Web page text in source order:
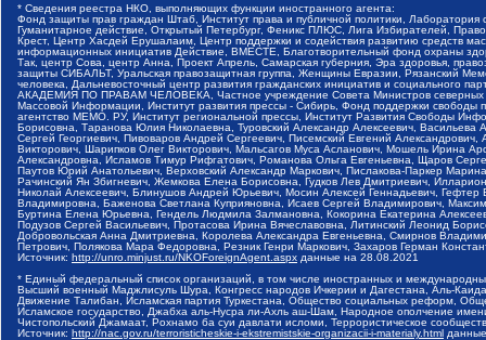
* Сведения реестра НКО, выполняющих функции иностранного агента:
Фонд защиты прав граждан Штаб, Институт права и публичной политики,
Гуманитарное действие, Открытый Петербург, Феникс ПЛЮС, Лига Избирателей,
Крест, Центр Хасдей Ерушалаим, Центр поддержки и содействия развитию средств
информационных инициатив Действие, ВМЕСТЕ, Благотворительный фонд охраны
Так, центр Сова, центр Анна, Проект Апрель, Самарская губерния, Эра здоровья,
защиты СИБАЛЬТ, Уральская правозащитная группа, Женщины Евразии, Рязанский
человека, Дальневосточный центр развития гражданских инициатив и социального
АКАДЕМИЯ ПО ПРАВАМ ЧЕЛОВЕКА, Частное учреждение Совета Министров северных
Массовой Информации, Институт развития прессы - Сибирь, Фонд поддержки
агентство МЕМО. РУ, Институт региональной прессы, Институт Развития Свободы
Борисовна, Таранова Юлия Николаевна, Туровский Александр Алексеевич,
Сергей Георгиевич, Пивоваров Андрей Сергеевич, Писемский Евгений
Викторович, Шарипков Олег Викторович, Мальсагов Муса Асланович, Мошель Ирина
Александровна, Исламов Тимур Рифгатович, Романова Ольга Евгеньевна, Щаров
Паутов Юрий Анатольевич, Верховский Александр Маркович, Пислакова-Паркер
Рачинский Ян Збигневич, Жемкова Елена Борисовна, Гудков Лев Дмитриевич,
Николай Алексеевич, Блинушов Андрей Юрьевич, Мосин Алексей Геннадьевич,
Владимировна, Баженова Светлана Куприяновна, Исаев Сергей Владимирович,
Буртина Елена Юрьевна, Гендель Людмила Залмановна, Кокорина Екатерина
Подузов Сергей Васильевич, Протасова Ирина Вячеславовна, Литинский Леонид
Добровольская Анна Дмитриевна, Королева Александра Евгеньевна, Смирнов
Петрович, Полякова Мара Федоровна, Резник Генри Маркович, Захаров Герман
Источник: http://unro.minjust.ru/NKOForeignAgent.aspx данные на 28.08.2021
* Единый федеральный список организаций, в том числе иностранных и
Высший военный Маджлисуль Шура, Конгресс народов Ичкерии и Дагестана, Аль-
Движение Талибан, Исламская партия Туркестана, Общество социальных реформ,
Исламское государство, Джабха аль-Нусра ли-Ахль аш-Шам, Народное ополчение
Чистопольский Джамаат, Рохнамо ба суи давлати исломи, Террористическое
Источник: http://nac.gov.ru/terroristicheskie-i-ekstremistskie-organizacii-i-materialy.html